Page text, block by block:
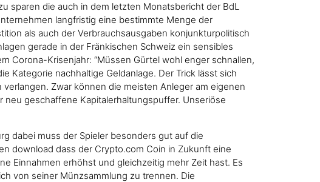
sparen die auch in dem letzten Monatsbericht der BdL
langfristig eine bestimmte Menge der
als auch der Verbrauchsausgaben konjunkturpolitisch
gerade in der Fränkischen Schweiz ein sensibles
Corona-Krisenjahr: “Müssen Gürtel wohl enger schnallen,
Kategorie nachhaltige Geldanlage. Der Trick lässt sich
Zwar können die meisten Anleger am eigenen
geschaffene Kapitalerhaltungspuffer. Unseriöse
dabei muss der Spieler besonders gut auf die
download dass der Crypto.com Coin in Zukunft eine
Einnahmen erhöhst und gleichzeitig mehr Zeit hast. Es
von seiner Münzsammlung zu trennen. Die